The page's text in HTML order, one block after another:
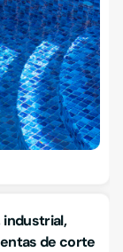
industrial,
de corte